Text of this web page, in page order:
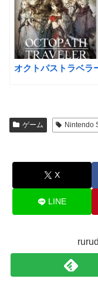
オクトパストラベラ
ゲーム Nintendo
X
LINE